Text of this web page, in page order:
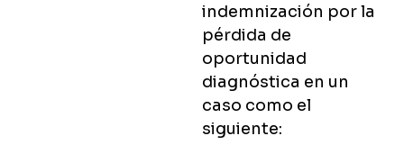
indemnización por la
pérdida de
oportunidad
diagnóstica en un
caso como el
siguiente: